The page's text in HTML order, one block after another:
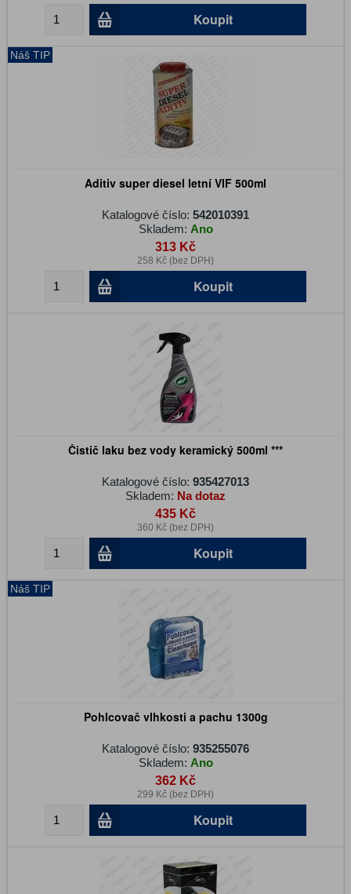
Koupit
Náš TIP
Aditiv super diesel letní VIF 500ml
Katalogové číslo: 542010391
Skladem: Ano
313 Kč
258 Kč (bez DPH)
Koupit
Čistič laku bez vody keramický 500ml ***
Katalogové číslo: 935427013
Skladem: Na dotaz
435 Kč
360 Kč (bez DPH)
Koupit
Náš TIP
Pohlcovač vlhkosti a pachu 1300g
Katalogové číslo: 935255076
Skladem: Ano
362 Kč
299 Kč (bez DPH)
Koupit